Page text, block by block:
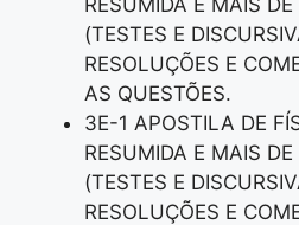
(TESTES E
RESOLUÇÕES E
AS QUESTÕES.
3E-1 APOSTILA DE
RESUMIDA E MAIS
(TESTES E
RESOLUÇÕES E